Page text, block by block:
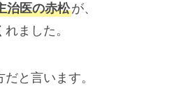
治医の赤松が、
ました。
と言います。